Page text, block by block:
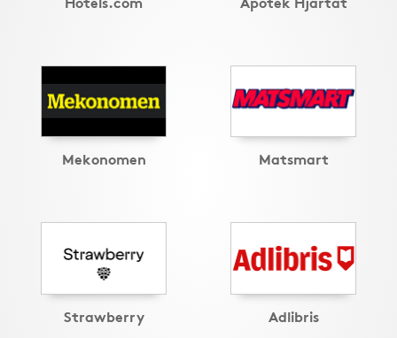
Mekonomen Matsmart
Strawberry Adlibris